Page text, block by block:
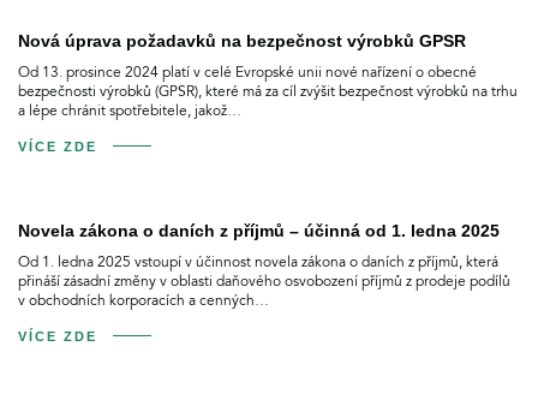
Nová úprava požadavků na bezpečnost výrobků GPSR
Od 13. prosince 2024 platí v celé Evropské unii nové nařízení o obecné
bezpečnosti výrobků (GPSR), které má za cíl zvýšit bezpečnost výrobků na trhu
a lépe chránit spotřebitele, jakož…
VÍCE ZDE
Novela zákona o daních z příjmů – účinná od 1. ledna 2025
Od 1. ledna 2025 vstoupí v účinnost novela zákona o daních z příjmů, která
přináší zásadní změny v oblasti daňového osvobození příjmů z prodeje podílů
v obchodních korporacích a cenných…
VÍCE ZDE